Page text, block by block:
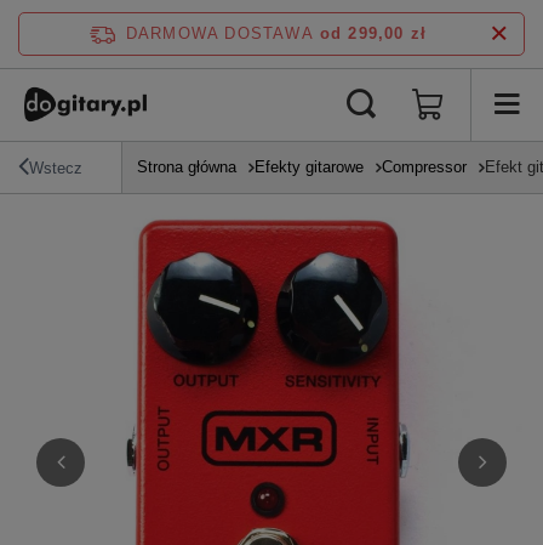
DARMOWA DOSTAWA od 299,00 zł
Wstecz Strona główna Efekty gitarowe Compressor Efekt